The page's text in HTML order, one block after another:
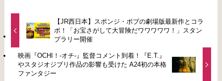
【JR西日本】スポンジ・ボブの劇場版最新作とコラ
ボ！「お宝さがして大冒険だワワワワワ！」スタン
プラリー開催
映画『OCHI！-オチ-』監督コメント到着！『E.T.』
やスタジオジブリ作品の影響も受けた A24初の本格
ファンタジー